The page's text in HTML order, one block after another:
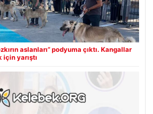
aslanları” podyuma çıktı. Kangallar
yarıştı